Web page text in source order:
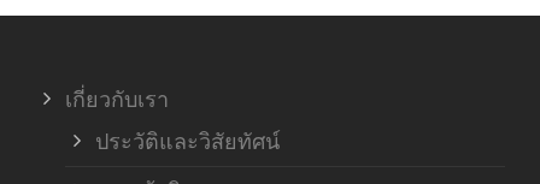
เกี่ยวกับเรา
ประวัติและวิสัยทัศน์